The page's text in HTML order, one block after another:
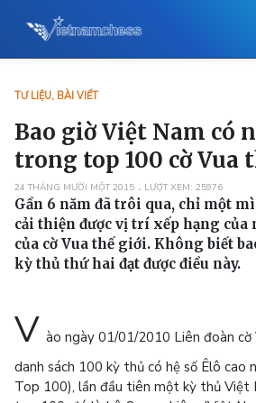
TƯ LIỆU, BÀI VIẾT
Bao giờ Việt Nam có
trong top 100 cờ Vua
24 THÁNG MƯỜI MỘT 2015 LƯỢT XEM: 25976
Gần 6 năm đã trôi qua, chỉ một
cải thiện được vị trí xếp hạng của
của cờ Vua thế giới. Không biết
kỳ thủ thứ hai đạt được điều này.
V ào ngày 01/01/2010 Liên đoàn cờ
danh sách 100 kỳ thủ có hệ số Êlô cao
Top 100), lần đầu tiên một kỳ thủ Việt